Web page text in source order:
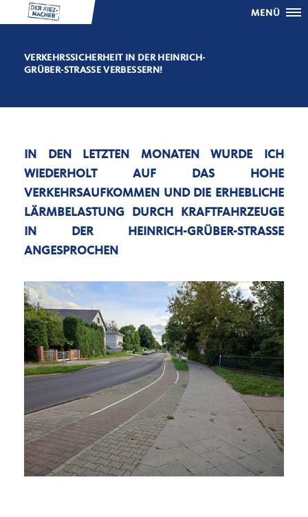
MENÜ
VERKEHRSSICHERHEIT IN DER HEINRICH-
GRÜBER-STRASSE VERBESSERN!
IN DEN LETZTEN MONATEN WURDE ICH
WIEDERHOLT AUF DAS HOHE
VERKEHRSAUFKOMMEN UND DIE ERHEBLICHE
LÄRMBELASTUNG DURCH KRAFTFAHRZEUGE
IN DER HEINRICH-GRÜBER-STRASSE A
NGESPROCHEN